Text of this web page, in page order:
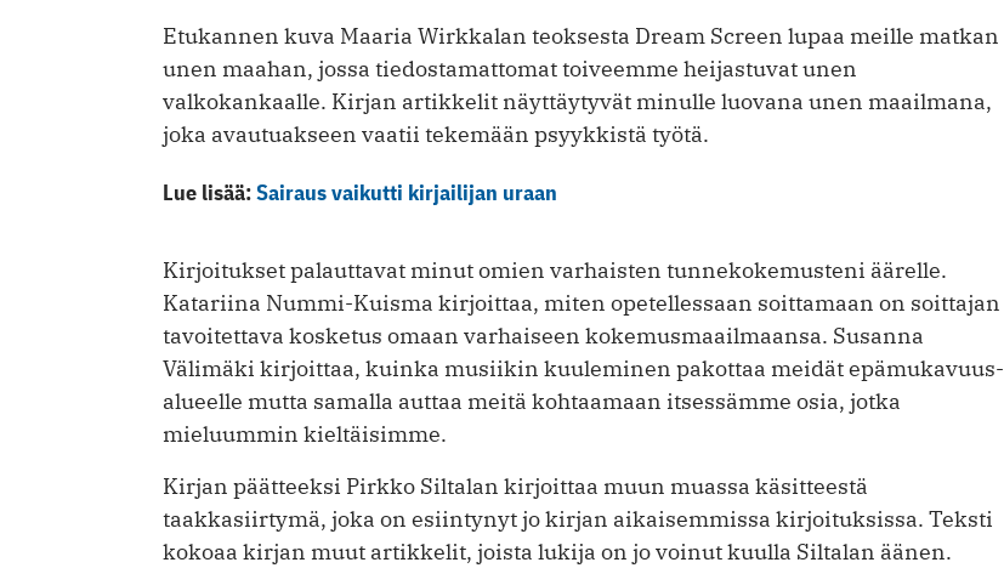
Etukannen kuva Maaria Wirkkalan teoksesta Dream Screen lupaa meille matkan
unen maahan, jossa tiedostamattomat toiveemme heijastuvat unen
valkokankaalle. Kirjan artikkelit näyttäytyvät minulle luovana unen maailmana,
joka avautuakseen vaatii tekemään psyykkistä työtä.
Lue lisää:Sairaus vaikutti kirjailijan uraan
Kirjoitukset palauttavat minut omien varhaisten tunnekokemusteni äärelle.
Katariina Nummi-Kuisma kirjoittaa, miten opetellessaan soittamaan on soittajan
tavoitettava kosketus omaan varhaiseen kokemusmaailmaansa. Susanna
Välimäki kirjoittaa, kuinka musiikin kuuleminen pakottaa meidät epämukavuus­
alueelle mutta samalla auttaa meitä kohtaamaan itsessämme osia, jotka
mieluummin kieltäisimme.
Kirjan päätteeksi Pirkko Siltalan kirjoittaa muun muassa käsitteestä
taakkasiirtymä, joka on esiintynyt jo kirjan aikaisemmissa kirjoituksissa. Teksti
kokoaa kirjan muut artikkelit, joista lukija on jo voinut kuulla Siltalan äänen.